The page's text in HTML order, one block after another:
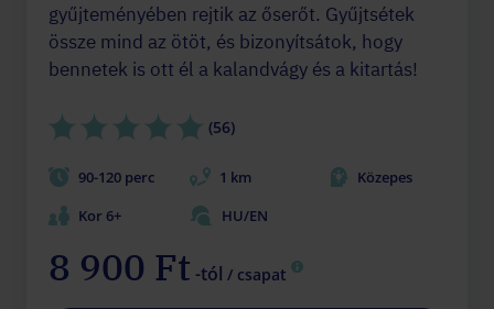
gyűjteményében rejtik az őserőt. Gyűjtsétek
össze mind az ötöt, és bizonyítsátok, hogy
bennetek is ott él a kalandvágy és a kitartás!
(56)
90-120 perc 1 km
Közepes
Kor 6+
HU/EN
8 900 Ft -tól / csapat